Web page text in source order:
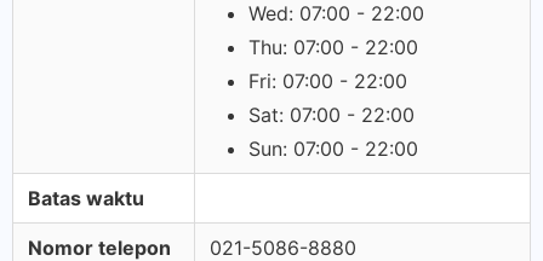
Wed: 07:00 - 22:00
Thu: 07:00 - 22:00
Fri: 07:00 - 22:00
Sat: 07:00 - 22:00
Sun: 07:00 - 22:00
Batas waktu
Nomor telepon 021-5086-8880